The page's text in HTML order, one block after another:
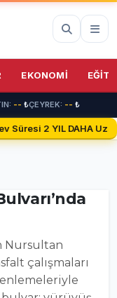
EKONOMİ
-- ₺ÇEYREK: -- ₺
2 YIL DAHA
67%
Nursultan
çalışmaları